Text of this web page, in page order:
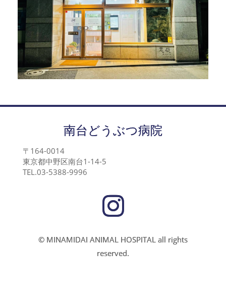
南台どうぶつ病院
〒164-0014
東京都中野区南台1-14-5
TEL.03-5388-9996
© MINAMIDAI ANIMAL HOSPITAL all rights
reserved.